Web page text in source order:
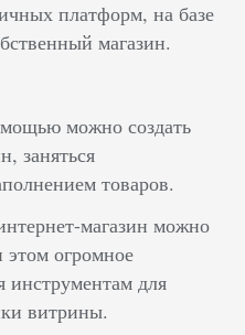
платформ, на базе
магазин.
можно создать
заняться
товаров.
магазин можно
этом огромное
инструментам для
витрины.